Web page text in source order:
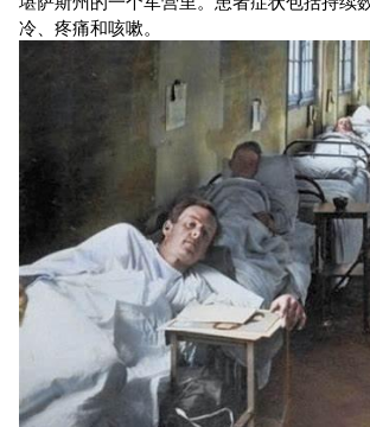
冷、疼痛和咳嗽。